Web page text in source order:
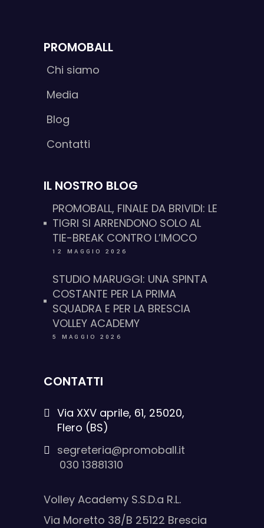
PROMOBALL
Chi siamo
Media
Blog
Contatti
IL NOSTRO BLOG
PROMOBALL, FINALE DA BRIVIDI: LE
TIGRI SI ARRENDONO SOLO AL
TIE-BREAK CONTRO L’IMOCO
12 MAGGIO 2026
STUDIO MARUGGI: UNA SPINTA
COSTANTE PER LA PRIMA
SQUADRA E PER LA BRESCIA
VOLLEY ACADEMY
5 MAGGIO 2026
CONTATTI
Via XXV aprile, 61, 25020,
Flero (BS)
segreteria@promoball.it
030 13881310
Volley Academy S.S.D.a R.L.
Via Moretto 38/B 25122 Brescia